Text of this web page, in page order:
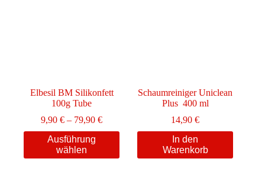
Elbesil BM Silikonfett
100g Tube
9,90€ – 79,90€Preisspanne:
9,90 €
Ausführung
wählen
Dieses
Produkt
weist
Schaumreiniger Uniclean
Plus 400 ml
14,90€
In den
Warenkorb